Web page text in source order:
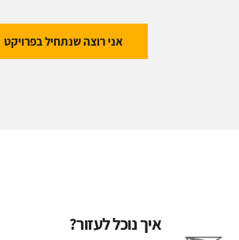
אני רוצה שנתחיל בפרויקט
איך נוכל לעזור?